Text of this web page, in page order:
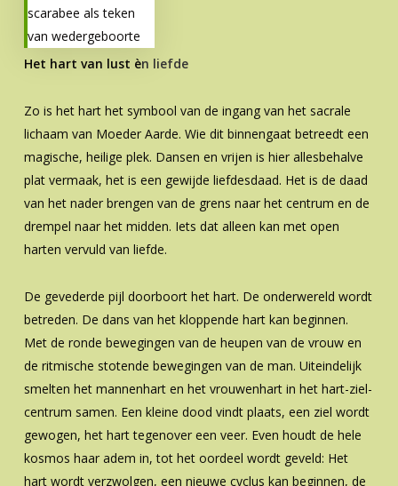
scarabee als teken
van wedergeboorte
Het hart van lust èn liefde
Zo is het hart het symbool van de ingang van het sacrale
lichaam van Moeder Aarde. Wie dit binnengaat betreedt een
magische, heilige plek. Dansen en vrijen is hier allesbehalve
plat vermaak, het is een gewijde liefdesdaad. Het is de daad
van het nader brengen van de grens naar het centrum en de
drempel naar het midden. Iets dat alleen kan met open
harten vervuld van liefde.
De gevederde pijl doorboort het hart. De onderwereld wordt
betreden. De dans van het kloppende hart kan beginnen.
Met de ronde bewegingen van de heupen van de vrouw en
de ritmische stotende bewegingen van de man. Uiteindelijk
smelten het mannenhart en het vrouwenhart in het hart-ziel-
centrum samen. Een kleine dood vindt plaats, een ziel wordt
gewogen, het hart tegenover een veer. Even houdt de hele
kosmos haar adem in, tot het oordeel wordt geveld: Het
hart wordt verzwolgen, een nieuwe cyclus kan beginnen, de